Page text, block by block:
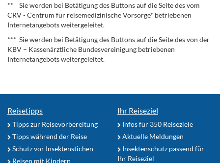
** Sie werden bei Betätigung des Buttons auf die Seite des vom
CRV - Centrum für reisemedizinische Vorsorge* betriebenen
Internetangebots weitergeleitet.
*** Sie werden bei Betätigung des Buttons auf die Seite des von der
KBV – Kassenärztliche Bundesvereinigung betriebenen
Internetangebots weitergeleitet.
Reisetipps
Tipps zur Reisevorbereitung
Tipps während der Reise
Schutz vor Insektenstichen
Reisen mit Kindern
Ihr Reiseziel
Infos für 350 Reiseziele
Aktuelle Meldungen
Insektenschutz passend für
Ihr Reiseziel